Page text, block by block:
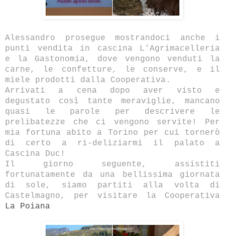
Alessandro prosegue mostrandoci anche i
punti vendita in cascina L'Agrimacelleria
e la Gastonomia, dove vengono venduti la
carne, le confetture, le conserve, e il
miele prodotti dalla Cooperativa.
Arrivati a cena dopo aver visto e
degustato così tante meraviglie, mancano
quasi le parole per descrivere le
prelibatezze che ci vengono servite! Per
mia fortuna abito a Torino per cui tornerò
di certo a ri-deliziarmi il palato a
Cascina Duc!
Il giorno seguente, assistiti
fortunatamente da una bellissima giornata
di sole, siamo partiti alla volta di
Castelmagno, per visitare la Cooperativa
La Poiana